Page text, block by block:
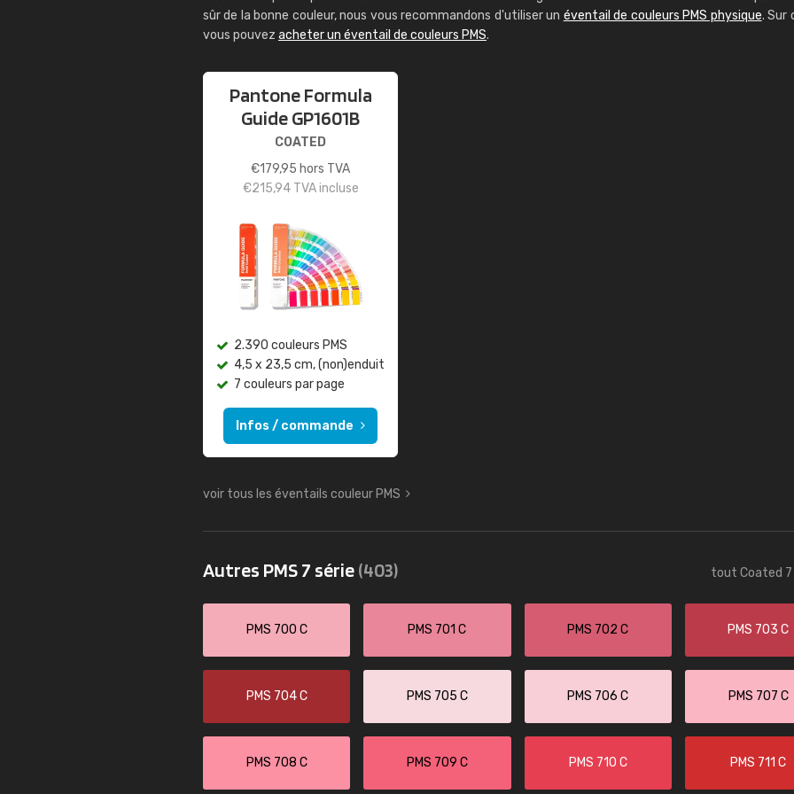
sûr de la bonne couleur, nous vous recommandons d'utiliser un éventail de couleurs PMS physique. Sur
vous pouvez acheter un éventail de couleurs PMS.
Pantone Formula
Guide GP1601B
COATED
€179,95 hors TVA
€215,94TVA incluse
2.390 couleurs PMS
4,5 x 23,5 cm, (non)enduit
7 couleurs par page
Infos / commande
voir tous les éventails couleur PMS
Autres PMS 7 série(403) tout Coated 7
PMS 700 C PMS 701 C PMS 702 C PMS 703 C
PMS 704 C PMS 705 C PMS 706 C PMS 707 C
PMS 708 C PMS 709 C PMS 710 C PMS 711 C